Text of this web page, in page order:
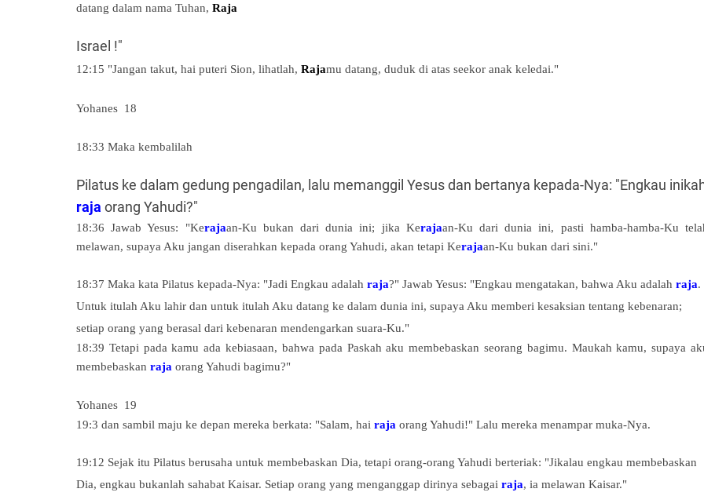
datang dalam nama Tuhan, Raja
Israel !"
12:15 "Jangan takut, hai puteri Sion, lihatlah, Rajamu datang, duduk di atas seekor anak keledai."
Yohanes 18
18:33 Maka kembalilah
Pilatus ke dalam gedung pengadilan, lalu memanggil Yesus dan bertanya kepada-Nya: "Engkau
raja orang Yahudi?"
18:36 Jawab Yesus: "Kerajaan-Ku bukan dari dunia ini; jika Kerajaan-Ku dari dunia ini, pasti hamba-hamba-Ku
melawan, supaya Aku jangan diserahkan kepada orang Yahudi, akan tetapi Kerajaan-Ku bukan dari sini."
18:37 Maka kata Pilatus kepada-Nya: "Jadi Engkau adalah raja?" Jawab Yesus: "Engkau mengatakan, bahwa Aku adalah raja.
Untuk itulah Aku lahir dan untuk itulah Aku datang ke dalam dunia ini, supaya Aku memberi kesaksian tentang kebenaran;
setiap orang yang berasal dari kebenaran mendengarkan suara-Ku."
18:39 Tetapi pada kamu ada kebiasaan, bahwa pada Paskah aku membebaskan seorang bagimu. Maukah kamu, supaya
membebaskan raja orang Yahudi bagimu?"
Yohanes 19
19:3 dan sambil maju ke depan mereka berkata: "Salam, hai raja orang Yahudi!" Lalu mereka menampar muka-Nya.
19:12 Sejak itu Pilatus berusaha untuk membebaskan Dia, tetapi orang-orang Yahudi berteriak: "Jikalau engkau membebaskan
Dia, engkau bukanlah sahabat Kaisar. Setiap orang yang menganggap dirinya sebagai raja, ia melawan Kaisar."